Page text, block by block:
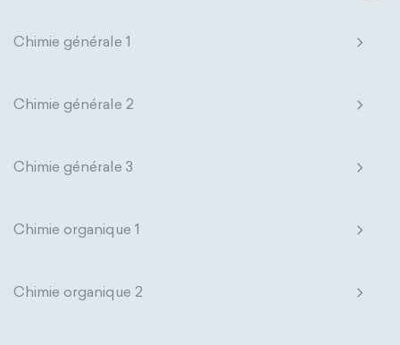
Chimie générale 1
Chimie générale 2
Chimie générale 3
Chimie organique 1
Chimie organique 2